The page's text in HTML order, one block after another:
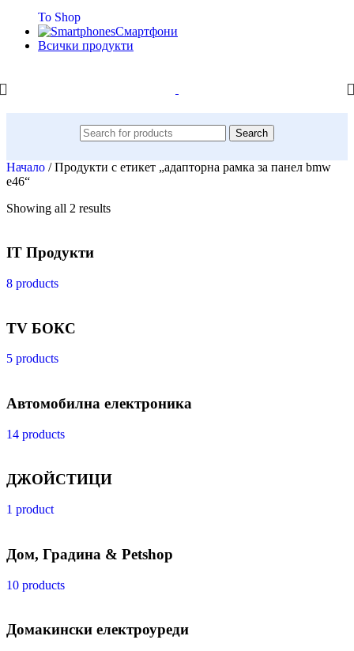
To Shop
Смартфони
Всички продукти
Search
Начало / Продукти с етикет „адапторна рамка за панел bmw
e46“
Showing all 2 results
IT Продукти
8 products
TV БОКС
5 products
Автомобилна електроника
14 products
ДЖОЙСТИЦИ
1 product
Дом, Градина & Petshop
10 products
Домакински електроуреди